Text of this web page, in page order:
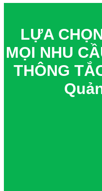
LỰA
MỌI NHU
THÔNG